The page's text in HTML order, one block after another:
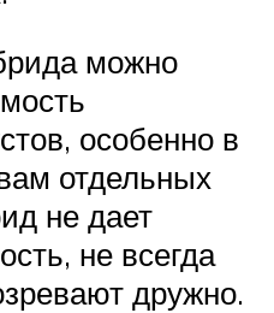
можно
особенно в
отдельных
не дает
не всегда
дружно.